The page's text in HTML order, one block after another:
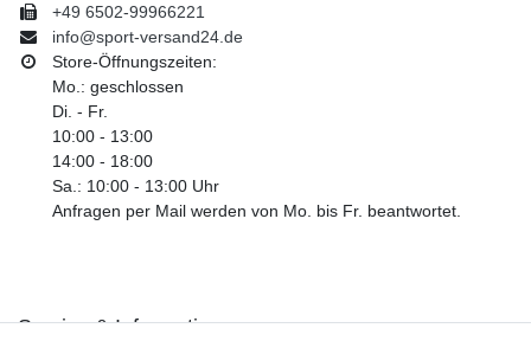
+49 6502-99966221
info@sport-versand24.de
Store-Öffnungszeiten:
Mo.: geschlossen
Di. - Fr.
10:00 - 13:00
14:00 - 18:00
Sa.: 10:00 - 13:00 Uhr
Anfragen per Mail werden von Mo. bis Fr. beantwortet.
Service & Informationen